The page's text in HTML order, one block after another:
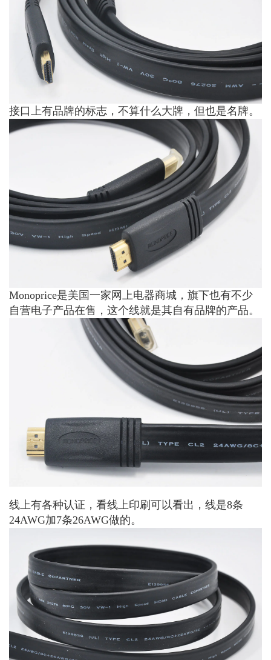
接口上有品牌的标志，不算什么大牌，但也是名牌。
Monoprice是美国一家网上电器商城，旗下也有不少
自营电子产品在售，这个线就是其自有品牌的产品。
线上有各种认证，看线上印刷可以看出，线是8条
24AWG加7条26AWG做的。